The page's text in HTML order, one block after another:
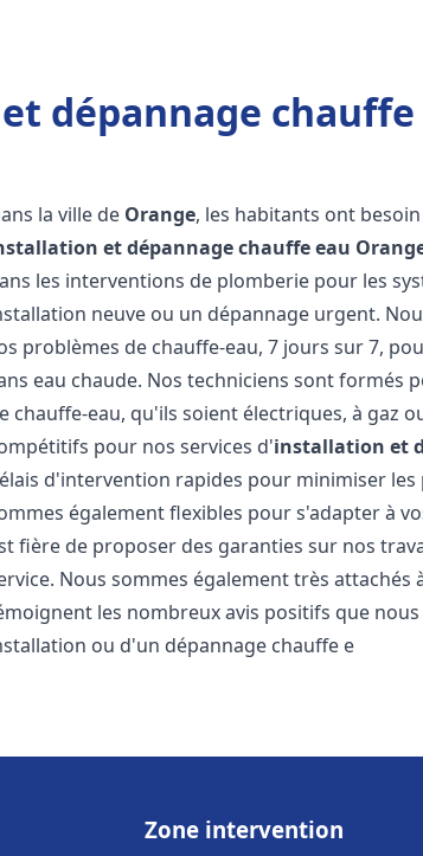
dépannage chauffe
la ville de Orange, les habitants ont
et dépannage chauffe eau
les interventions de plomberie pour les
neuve ou un dépannage urgent.
problèmes de chauffe-eau, 7 jours sur 7,
eau chaude. Nos techniciens sont formés
chauffe-eau, qu'ils soient électriques, à gaz
pour nos services d'installation et
d'intervention rapides pour minimiser
également flexibles pour s'adapter à
fière de proposer des garanties sur nos
Nous sommes également très
les nombreux avis positifs que
ou d'un dépannage chauffe e
Zone intervention